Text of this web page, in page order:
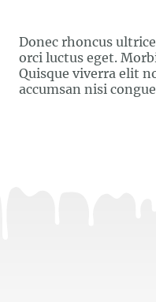
Donec rhoncus
orci luctus eget.
Quisque viverra elit
accumsan nisi